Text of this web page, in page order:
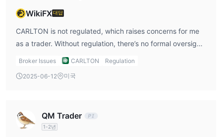
드가 넓어집니다.
가장 좁은 스프레드를 가진 Zero 계정을 제외하고는거래 수수료
가 부과되지 않습니다 . 수수료는 거래 당 25달러입니다.
레버리지
이 중개인의 모든 계정 유형에 대해
거래 플랫폼
WikiFX대답
CARLTON is not regulated, which raises concerns for me
as a trader. Without regulation, there’s no formal oversight
to protect my funds or ensure the broker adheres to
when choosing a broker.
Broker Issues CARLTON Regulation
2025-06-12 미국
QM Trader
1-2년